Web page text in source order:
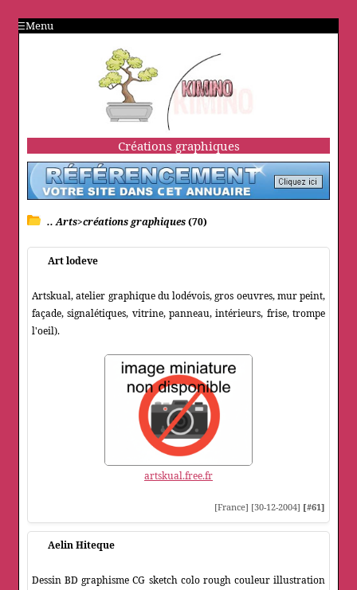
Menu
Créations graphiques
.. Arts>créations graphiques(70)
Art lodeve
Artskual, atelier graphique du lodévois, gros oeuvres, mur peint,
façade, signalétiques, vitrine, panneau, intérieurs, frise, trompe
l'oeil).
artskual.free.fr
[France] [30-12-2004] [#61]
Aelin Hiteque
Dessin BD graphisme CG sketch colo rough couleur illustration